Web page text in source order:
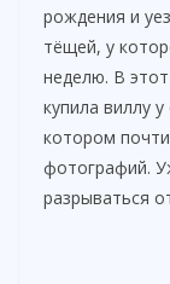
рождения и
тёщей, у
неделю. В
купила виллу
котором
фотографий.
разрываться